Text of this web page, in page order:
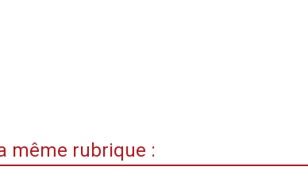
même rubrique :